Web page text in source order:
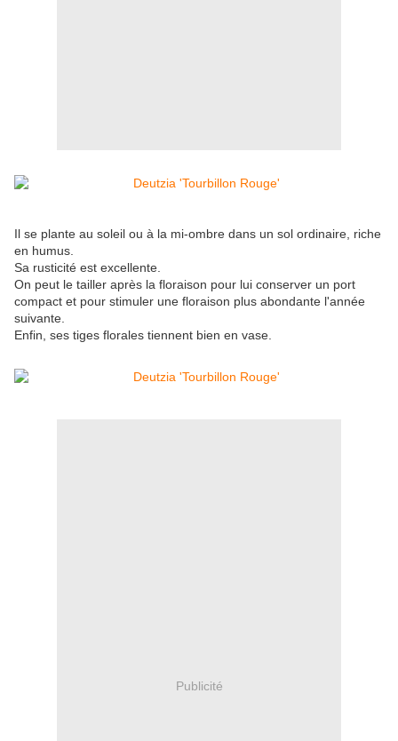
Il se plante au soleil ou à la mi-ombre dans un sol ordinaire, riche
en humus.
Sa rusticité est excellente.
​On peut le tailler après la floraison pour lui conserver un port
compact et pour stimuler une floraison plus abondante l'année
suivante.
Enfin, ses tiges florales tiennent bien en vase.
Publicité